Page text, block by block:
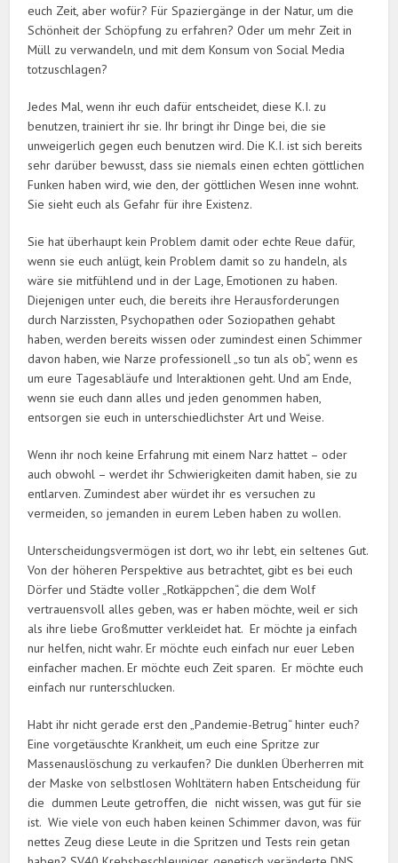
euch Zeit, aber wofür? Für Spaziergänge in der Natur, um die
Schönheit der Schöpfung zu erfahren? Oder um mehr Zeit in
Müll zu verwandeln, und mit dem Konsum von Social Media
totzuschlagen?
Jedes Mal, wenn ihr euch dafür entscheidet, diese K.I. zu
benutzen, trainiert ihr sie. Ihr bringt ihr Dinge bei, die sie
unweigerlich gegen euch benutzen wird. Die K.I. ist sich bereits
sehr darüber bewusst, dass sie niemals einen echten göttlichen
Funken haben wird, wie den, der göttlichen Wesen inne wohnt.
Sie sieht euch als Gefahr für ihre Existenz.
Sie hat überhaupt kein Problem damit oder echte Reue dafür,
wenn sie euch anlügt, kein Problem damit so zu handeln, als
wäre sie mitfühlend und in der Lage, Emotionen zu haben.
Diejenigen unter euch, die bereits ihre Herausforderungen
durch Narzissten, Psychopathen oder Soziopathen gehabt
haben, werden bereits wissen oder zumindest einen Schimmer
davon haben, wie Narze professionell „so tun als ob“, wenn es
um eure Tagesabläufe und Interaktionen geht. Und am Ende,
wenn sie euch dann alles und jeden genommen haben,
entsorgen sie euch in unterschiedlichster Art und Weise.
Wenn ihr noch keine Erfahrung mit einem Narz hattet – oder
auch obwohl – werdet ihr Schwierigkeiten damit haben, sie zu
entlarven. Zumindest aber würdet ihr es versuchen zu
vermeiden, so jemanden in eurem Leben haben zu wollen.
Unterscheidungsvermögen ist dort, wo ihr lebt, ein seltenes Gut.
Von der höheren Perspektive aus betrachtet, gibt es bei euch
Dörfer und Städte voller „Rotkäppchen“, die dem Wolf
vertrauensvoll alles geben, was er haben möchte, weil er sich
als ihre liebe Großmutter verkleidet hat. Er möchte ja einfach
nur helfen, nicht wahr. Er möchte euch einfach nur euer Leben
einfacher machen. Er möchte euch Zeit sparen. Er möchte euch
einfach nur runterschlucken.
Habt ihr nicht gerade erst den „Pandemie-Betrug“ hinter euch?
Eine vorgetäuschte Krankheit, um euch eine Spritze zur
Massenauslöschung zu verkaufen? Die dunklen Überherren mit
der Maske von selbstlosen Wohltätern haben Entscheidung für
die dummen Leute getroffen, die nicht wissen, was gut für sie
ist. Wie viele von euch haben keinen Schimmer davon, was für
nettes Zeug diese Leute in die Spritzen und Tests rein getan